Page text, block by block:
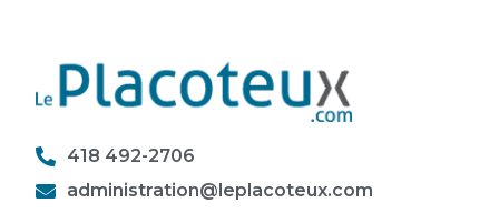
418 492-2706
administration@leplacoteux.com